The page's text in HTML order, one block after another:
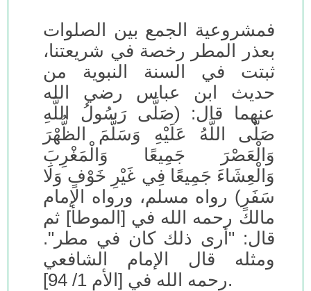
فمشروعية الجمع بين الصلوات
بعذر المطر رخصة في شريعتنا،
ثبتت في السنة النبوية من
حديث ابن عباس رضي الله
عنهما قال: (صَلَّى رَسُولُ اللَّهِ
صَلَّى اللَّهُ عَلَيْهِ وَسَلَّمَ الظُّهْرَ
وَالْعَصْرَ جَمِيعًا وَالْمَغْرِبَ
وَالْعِشَاءَ جَمِيعًا فِي غَيْرِ خَوْفٍ وَلَا
سَفَرٍ) رواه مسلم، ورواه الإمام
مالك رحمه الله في [الموطأ] ثم
قال: "أرى ذلك كان في مطر".
ومثله قال الإمام الشافعي
رحمه الله في [الأم 1/ 94].